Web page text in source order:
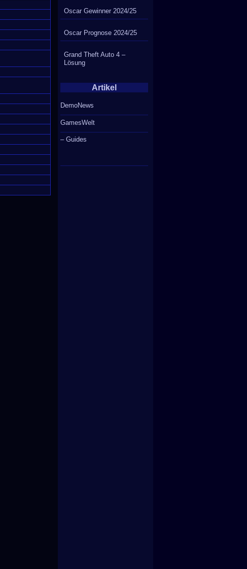
Oscar Gewinner 2024/25
Oscar Prognose 2024/25
Grand Theft Auto 4 –
Lösung
Artikel
DemoNews
GamesWelt
– Guides